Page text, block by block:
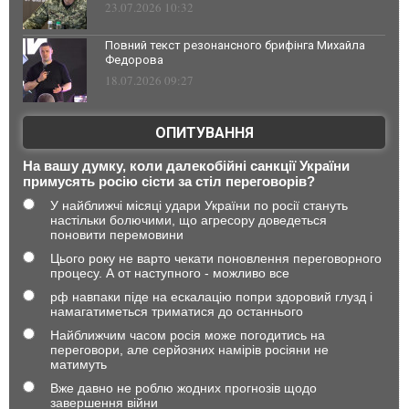
23.07.2026 10:32
Повний текст резонансного брифінга Михайла
Федорова
18.07.2026 09:27
ОПИТУВАННЯ
На вашу думку, коли далекобійні санкції України
примусять росію сісти за стіл переговорів?
У найближчі місяці удари України по росії стануть
настільки болючими, що агресору доведеться
поновити перемовини
Цього року не варто чекати поновлення переговорного
процесу. А от наступного - можливо все
рф навпаки піде на ескалацію попри здоровий глузд і
намагатиметься триматися до останнього
Найближчим часом росія може погодитись на
переговори, але серйозних намірів росіяни не
матимуть
Вже давно не роблю жодних прогнозів щодо
завершення війни